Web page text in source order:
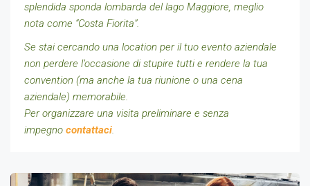
splendida sponda lombarda del lago Maggiore, meglio
nota come “Costa Fiorita”.
Se stai cercando una location per il tuo evento aziendale
non perdere l’occasione di stupire tutti e rendere la tua
convention (ma anche la tua riunione o una cena
aziendale) memorabile.
Per organizzare una visita preliminare e senza
impegno contattaci.